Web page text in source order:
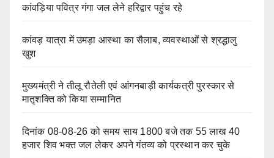
कांवड़िया पवित्र गंगा जल लेने हरिद्वार पहुंच रहे
कांवड़ यात्रा में उमड़ा आस्था का सैलाब, व्यवस्थाओं से श्रद्धालु
खुश
मुख्यमंत्री ने तीलू रौतेली एवं आंगनबाड़ी कार्यकत्री पुरस्कार से
मातृशक्ति को किया सम्मानित
दिनांक 08-08-26 को समय साय 1800 बजे तक 55 लाख 40
हजार शिव भक्त जल लेकर अपने गंतव्य को प्रस्थान कर चुके